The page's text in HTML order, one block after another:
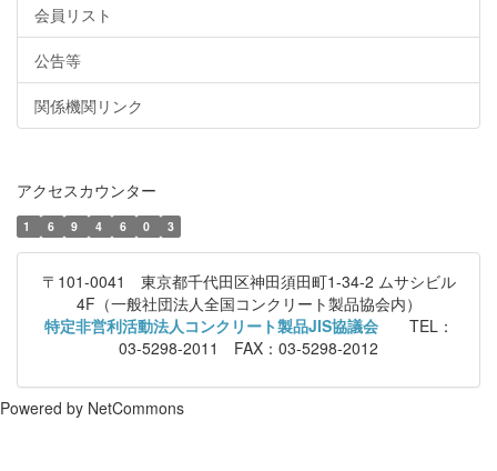
会員リスト
公告等
関係機関リンク
アクセスカウンター
1 6 9 4 6 0 3
〒101-0041 東京都千代田区神田須田町1-34-2 ムサシビル
4F（一般社団法人全国コンクリート製品協会内）
特定非営利活動法人コンクリート製品JIS協議会 TEL：
03-5298-2011 FAX：03-5298-2012
Powered by NetCommons